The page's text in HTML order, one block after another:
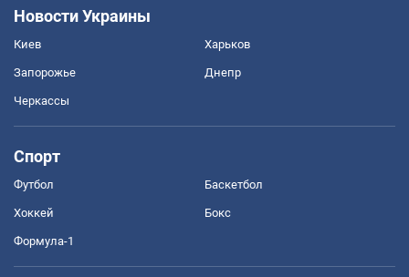
Новости Украины
Киев Харьков
Запорожье Днепр
Черкассы
Спорт
Футбол Баскетбол
Хоккей Бокс
Формула-1